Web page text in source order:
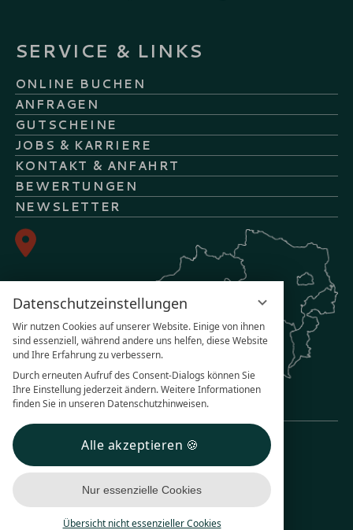
Datenschutzeinstellungen
Wir nutzen Cookies auf unserer Website. Einige von ihnen
sind essenziell, während andere uns helfen, diese Website
und Ihre Erfahrung zu verbessern.
Durch erneuten Aufruf des Consent-Dialogs können Sie
Ihre Einstellung jederzeit ändern. Weitere Informationen
finden Sie in unseren Datenschutzhinweisen.
Alle akzeptieren
Nur essenzielle Cookies
Übersicht nicht essenzieller Cookies
SERVICE & LINKS
ONLINE BUCHEN
ANFRAGEN
GUTSCHEINE
JOBS & KARRIERE
KONTAKT & ANFAHRT
BEWERTUNGEN
NEWSLETTER
IMPRESSUMDATENSCHUTZ
DATENSCHUTZ­EINSTELLUNGEN
BARRIERE­FREIHEIT